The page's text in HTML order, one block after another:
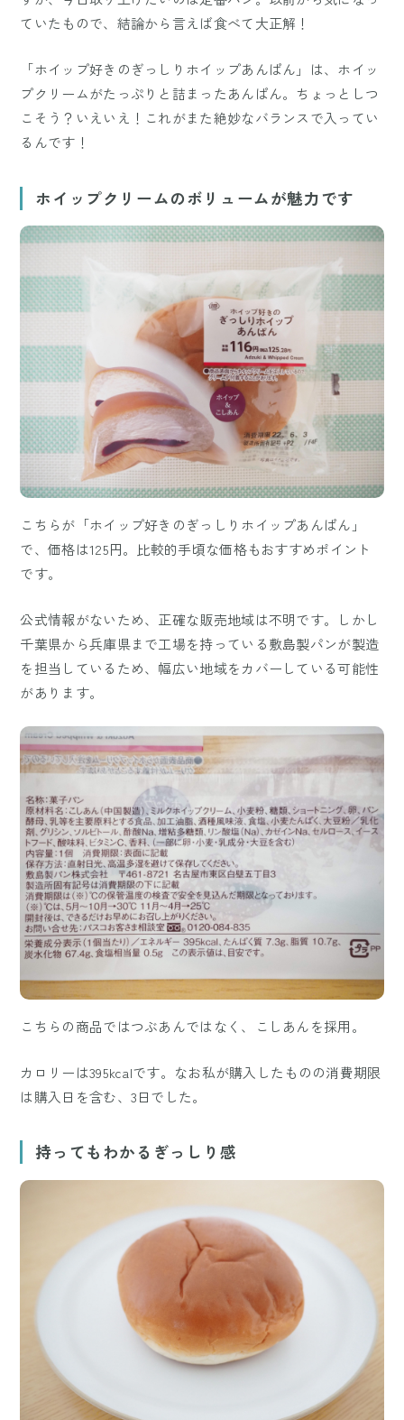
ていたもので、結論から言えば食べて大正解！
「ホイップ好きのぎっしりホイップあんぱん」は、ホイッ
プクリームがたっぷりと詰まったあんぱん。ちょっとしつ
こそう？いえいえ！これがまた絶妙なバランスで入ってい
るんです！
ホイップクリームのボリュームが魅力です
こちらが「ホイップ好きのぎっしりホイップあんぱん」
で、価格は125円。比較的手頃な価格もおすすめポイント
です。
公式情報がないため、正確な販売地域は不明です。しかし
千葉県から兵庫県まで工場を持っている敷島製パンが製造
を担当しているため、幅広い地域をカバーしている可能性
があります。
こちらの商品ではつぶあんではなく、こしあんを採用。
カロリーは395kcalです。なお私が購入したものの消費期限
は購入日を含む、3日でした。
持ってもわかるぎっしり感